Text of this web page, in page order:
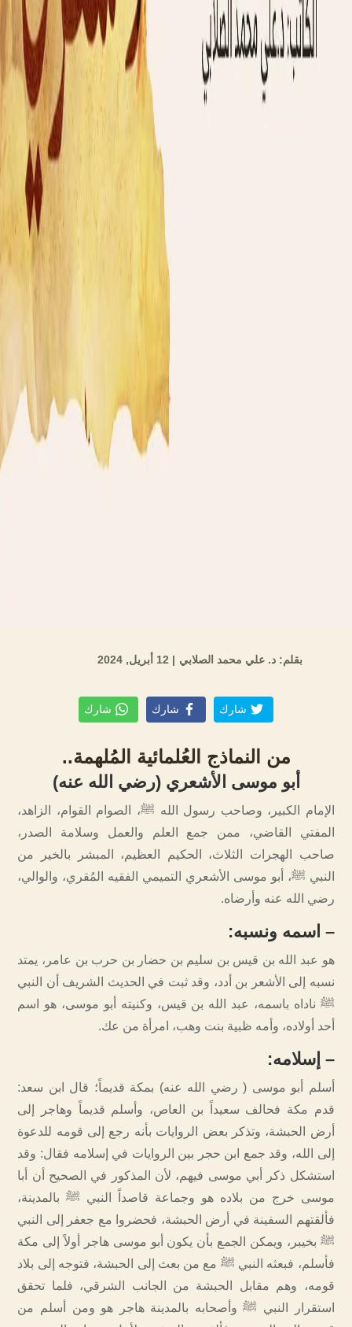
بقلم: د. علي محمد الصلابي | 12 أبريل, 2024
شارك شارك شارك
من النماذج العُلمائية المُلهمة..
أبو موسى الأشعري (رضي الله عنه)
الإمام الكبير، وصاحب رسول الله ﷺ، الصوام القوام، الزاهد،
المفتي القاضي، ممن جمع العلم والعمل وسلامة الصدر،
صاحب الهجرات الثلاث، الحكيم العظيم، المبشر بالخير من
النبي ﷺ، أبو موسى الأشعري التميمي الفقيه المُقري، والوالي،
رضي الله عنه وأرضاه.
– اسمه ونسبه:
هو عبد الله بن قيس بن سليم بن حضار بن حرب بن عامر، يمتد
نسبه إلى الأشعر بن أدد، وقد ثبت في الحديث الشريف أن النبي
ﷺ ناداه باسمه، عبد الله بن قيس، وكنيته أبو موسى، هو اسم
أحد أولاده، وأمه ظبية بنت وهب، امرأة من عك.
– إسلامه:
أسلم أبو موسى ( رضي الله عنه) بمكة قديماً؛ قال ابن سعد:
قدم مكة فحالف سعيداً بن العاص، وأسلم قديماً وهاجر إلى
أرض الحبشة، وتذكر بعض الروايات بأنه رجع إلى قومه للدعوة
إلى الله، وقد جمع ابن حجر بين الروايات في إسلامه فقال: وقد
استشكل ذكر أبي موسى فيهم، لأن المذكور في الصحيح أن أبا
موسى خرج من بلاده هو وجماعة قاصداً النبي ﷺ بالمدينة،
فألقتهم السفينة في أرض الحبشة، فحضروا مع جعفر إلى النبي
ﷺ بخيبر، ويمكن الجمع بأن يكون أبو موسى هاجر أولاً إلى مكة
فأسلم، فبعثه النبي ﷺ مع من بعث إلى الحبشة، فتوجه إلى بلاد
قومه، وهم مقابل الحبشة من الجانب الشرقي، فلما تحقق
استقرار النبي ﷺ وأصحابه بالمدينة هاجر هو ومن أسلم من